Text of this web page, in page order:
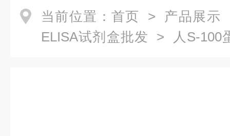
当前位置： 首页 > 产品展示
ELISA试剂盒批发 > 人S-100